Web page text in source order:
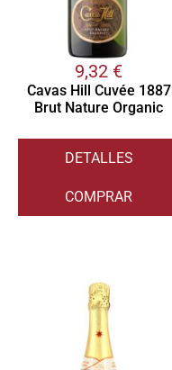
9,32 €
Cavas Hill Cuvée 1887
Brut Nature Organic
DETALLES
COMPRAR